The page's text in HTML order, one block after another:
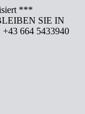
***
SIE IN
664 5433940